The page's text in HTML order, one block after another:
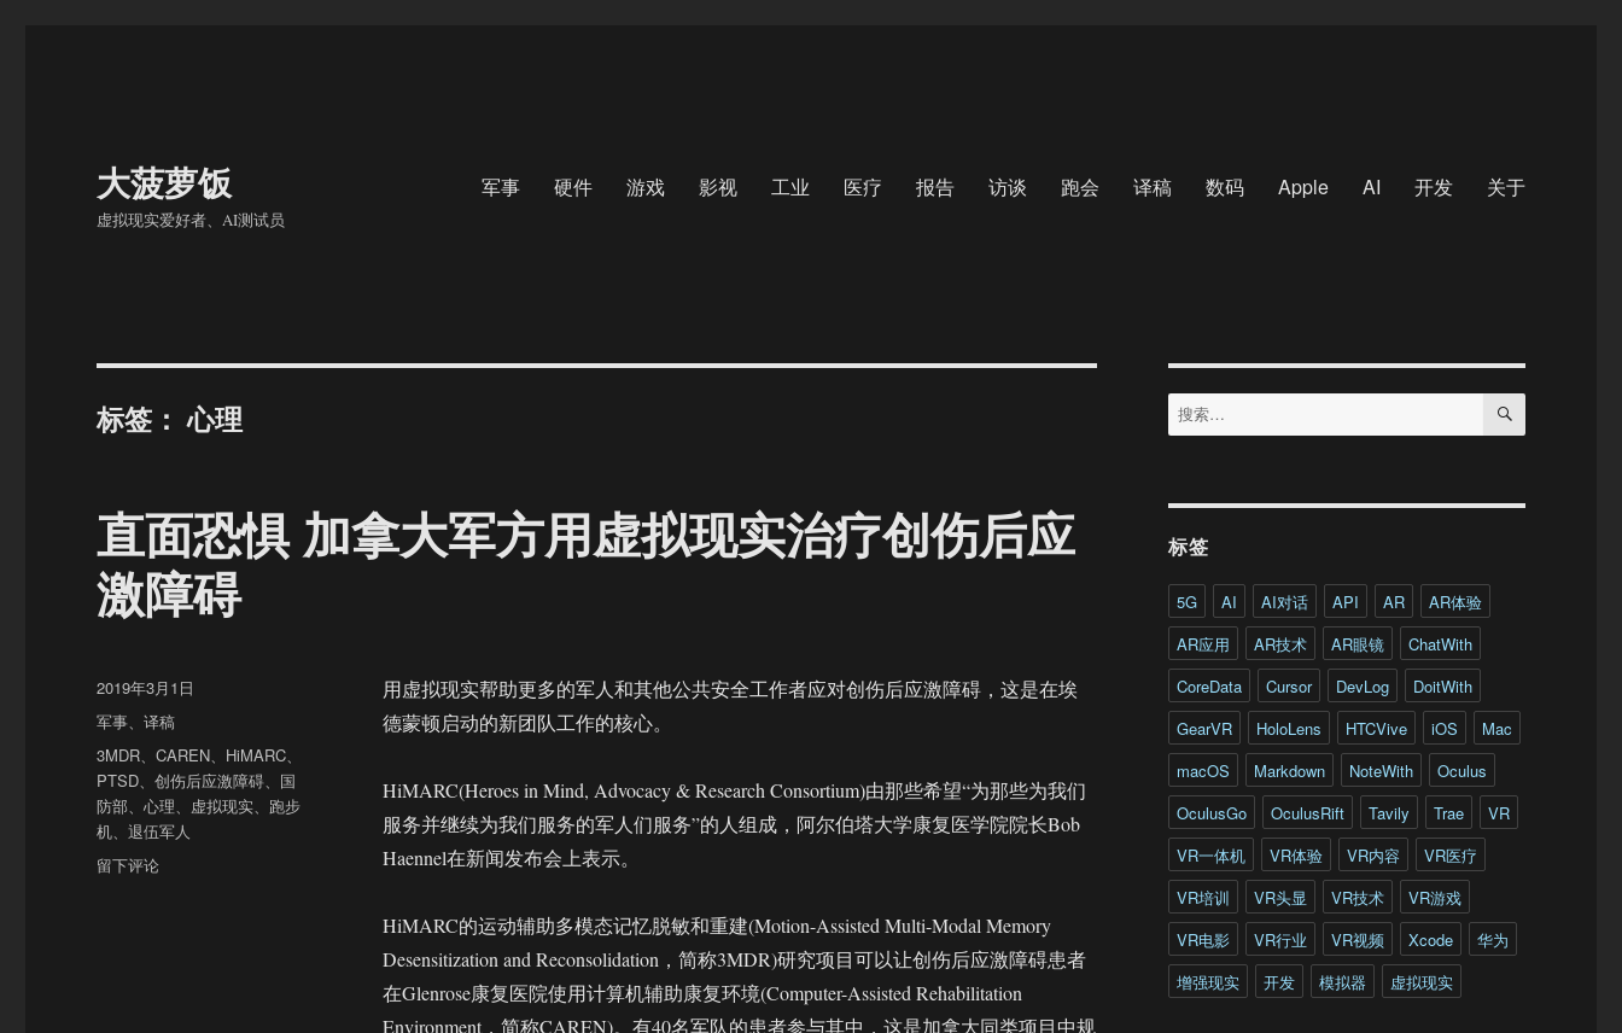
大菠萝饭
虚拟现实爱好者、AI测试员
军事 硬件 游戏 影视 工业 医疗 报告 访谈 跑会 译稿 数码 Apple AI 开发 关于
标签：心理
直面恐惧 加拿大军方用虚拟现实治疗创伤后应
激障碍
用虚拟现实帮助更多的军人和其他公共安全工作者应对创伤后应激障碍，这是在埃
德蒙顿启动的新团队工作的核心。
HiMARC(Heroes in Mind, Advocacy & Research Consortium)由那些希望“为那些为我们
服务并继续为我们服务的军人们服务”的人组成，阿尔伯塔大学康复医学院院长Bob
Haennel在新闻发布会上表示。
HiMARC的运动辅助多模态记忆脱敏和重建(Motion-Assisted Multi-Modal Memory
Desensitization and Reconsolidation，简称3MDR)研究项目可以让创伤后应激障碍患者
在Glenrose康复医院使用计算机辅助康复环境(Computer-Assisted Rehabilitation
Environment，简称CAREN)。有40名军队的患者参与其中，这是加拿大同类项目中规
发
布
于
2019年3月1日
分
类
军事、译稿
标
签
3MDR、CAREN、 HiMARC、
PTSD、创伤后应激障碍、 国
防部、心理、 虚拟现实、 跑步
机、退伍军人
于
留下评论
搜
索：
搜
标签
5G AI AI对话 API AR
AR体验
AR应用
AR技术 AR眼镜
ChatWith
CoreData
Cursor DevLog
DoitWith
GearVR
HoloLens HTCVive iOS
Mac
macOS
Markdown NoteWith
Oculus
OculusGo
OculusRift Tavily Trae
VR
VR一体机
VR体验 VR内容
VR医疗
VR培训
VR头显 VR技术
VR游戏
VR电影
VR行业 VR视频 Xcode
华为
增强现实
开发 模拟器 虚拟现实